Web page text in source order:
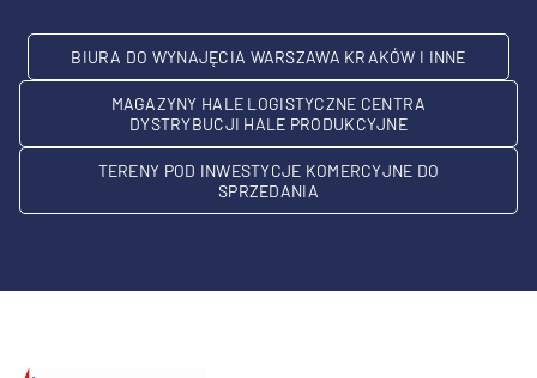
BIURA DO WYNAJĘCIA WARSZAWA KRAKÓW I INNE
MAGAZYNY HALE LOGISTYCZNE CENTRA
DYSTRYBUCJI HALE PRODUKCYJNE
TERENY POD INWESTYCJE KOMERCYJNE DO
SPRZEDANIA